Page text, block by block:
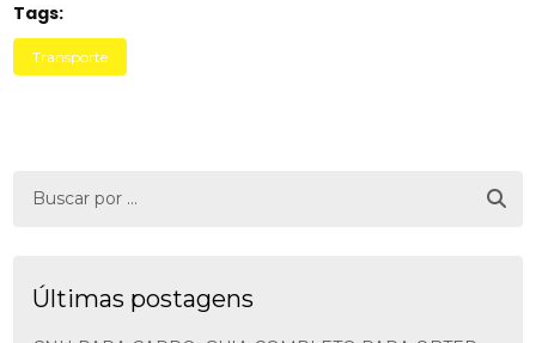
Tags:
Transporte
Últimas postagens